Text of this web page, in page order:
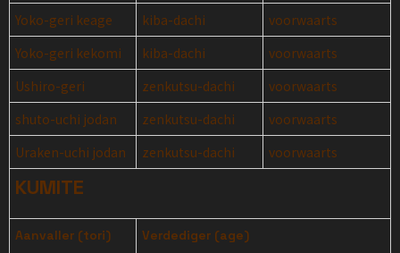
Yoko-geri keage kiba-dachi
voorwaarts
Yoko-geri kekomi
kiba-dachi
voorwaarts
Ushiro-geri
zenkutsu-dachi
voorwaarts
shuto-uchi jodan
zenkutsu-dachi
voorwaarts
Uraken-uchi jodan
zenkutsu-dachi voorwaarts
KUMITE
Aanvaller (tori) Verdediger (age)